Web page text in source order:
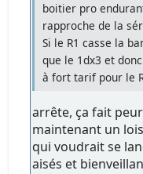
boitier pro
rapproche de la
Si le R1 casse la
que le 1dx3 et
à fort tarif pour le
arrête, ça fait
maintenant un
qui voudrait se
aisés et